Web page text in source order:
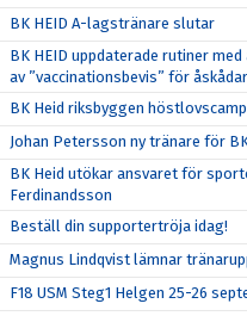
BK HEID A-lagstränare slutar
BK HEID uppdaterade rutiner
av ”vaccinationsbevis” för
BK Heid riksbyggen höstlovscamp
Johan Petersson ny tränare för
BK Heid utökar ansvaret för
Ferdinandsson
Beställ din supportertröja idag!
Magnus Lindqvist lämnar
F18 USM Steg1 Helgen 25-26